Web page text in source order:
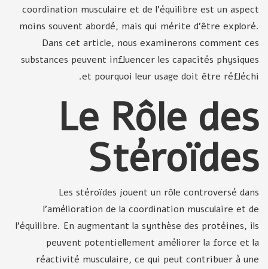
coordination musculaire et de l'équilibre est un aspect
moins souvent abordé, mais qui mérite d'être exploré.
Dans cet article, nous examinerons comment ces
substances peuvent influencer les capacités physiques
et pourquoi leur usage doit être réfléchi.
Le Rôle des
Stéroïdes
Les stéroïdes jouent un rôle controversé dans
l’amélioration de la coordination musculaire et de
l'équilibre. En augmentant la synthèse des protéines, ils
peuvent potentiellement améliorer la force et la
réactivité musculaire, ce qui peut contribuer à une